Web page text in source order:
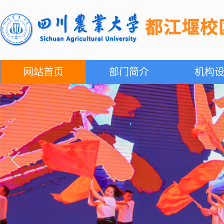
网站首页 部门简介 机构